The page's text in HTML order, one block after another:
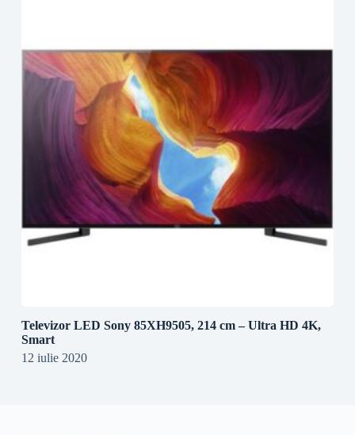
Televizor LED Sony 85XH9505, 214 cm – Ultra HD 4K,
Smart
12 iulie 2020